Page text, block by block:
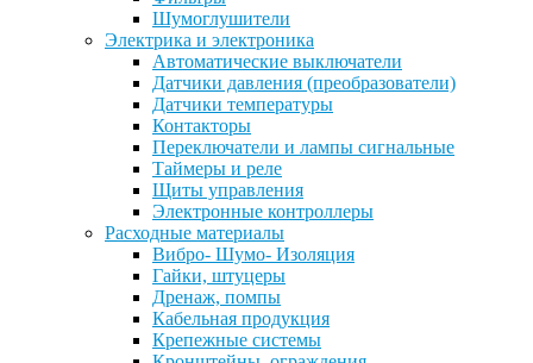
Шумоглушители
Электрика и электроника
Автоматические выключатели
Датчики давления (преобразователи)
Датчики температуры
Контакторы
Переключатели и лампы сигнальные
Таймеры и реле
Щиты управления
Электронные контроллеры
Расходные материалы
Вибро- Шумо- Изоляция
Гайки, штуцеры
Дренаж, помпы
Кабельная продукция
Крепежные системы